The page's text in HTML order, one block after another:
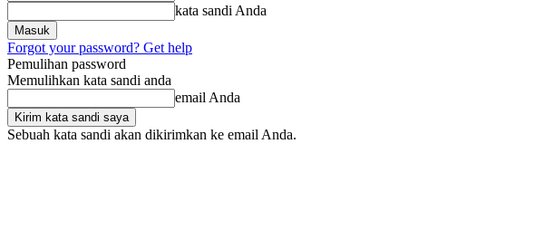
kata sandi Anda
Forgot your password? Get help
Pemulihan password
Memulihkan kata sandi anda
email Anda
Sebuah kata sandi akan dikirimkan ke email Anda.